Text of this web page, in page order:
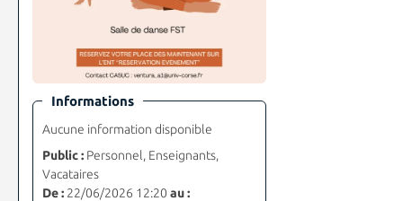
Informations
Aucune information disponible
Public :Personnel, Enseignants,
Vacataires
De :22/06/2026 12:20 au :